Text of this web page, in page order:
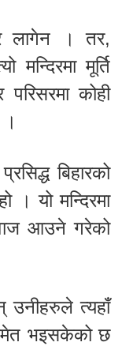
लागेन । तर,
मूर्ति
कोही
बिहारको
। यो मन्दिरमा
आउने गरेको
उनीहरुले त्यहाँ
भइसकेको छ